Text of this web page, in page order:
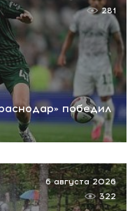
победил
281
6 августа 2026
322